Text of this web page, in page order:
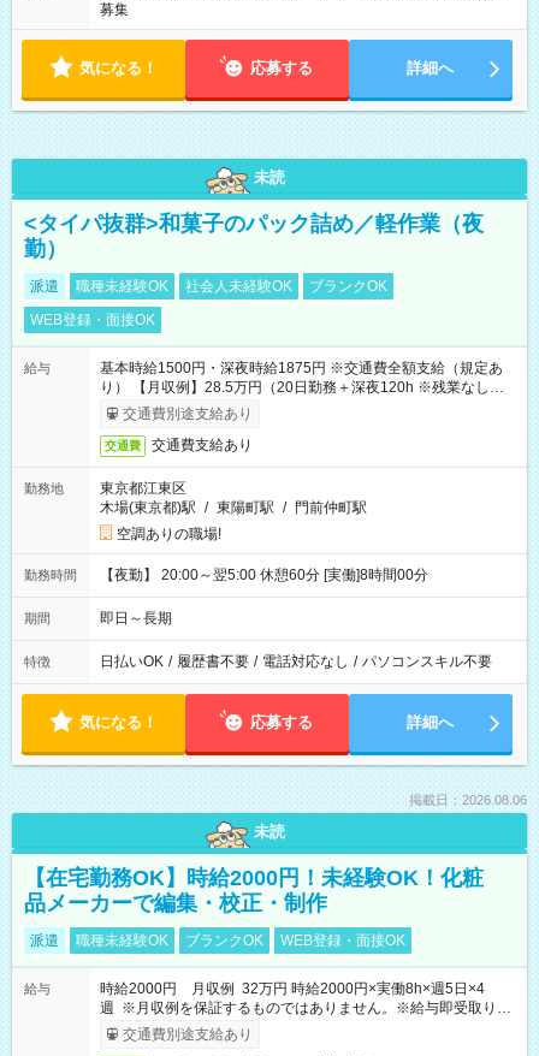
募集
気になる！ 応募する 詳細へ
未読
<タイパ抜群>和菓子のパック詰め／軽作業（夜
勤）
派遣 職種未経験OK 社会人未経験OK
ブランクOK
WEB登録・面接OK
給与
基本時給1500円・深夜時給1875円 ※交通費全額支給（規定あ
り） 【月収例】28.5万円（20日勤務＋深夜120h ※残業なしの場
合）交通費別途支給あり
交通費 交通費支給あり
勤務地
東京都江東区
木場(東京都)駅 / 東陽町駅 / 門前仲町駅
空調ありの職場!
勤務時間 【夜勤】 20:00～翌5:00 休憩60分 [実働]8時間00分
期間 即日～長期
特徴 日払いOK / 履歴書不要 / 電話対応なし / パソコンスキル不要
気になる！ 応募する 詳細へ
掲載日：2026.08.06
未読
【在宅勤務OK】時給2000円！未経験OK！化粧
品メーカーで編集・校正・制作
派遣 職種未経験OK ブランクOK WEB登録・面接OK
給与
時給2000円 月収例 32万円 時給2000円×実働8h×週5日×4
週 ※月収例を保証するものではありません。※給与即受取りサ
ービス利用可（利用条件有）
交通費別途支給あり